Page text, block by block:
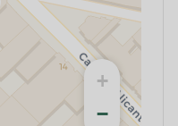
+
−